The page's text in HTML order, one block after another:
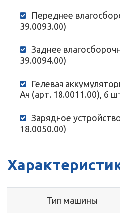
Переднее
39.0093.00)
Заднее
39.0094.00)
Гелевая
Ач (арт. 18.0011.00), 6
Зарядное
18.0050.00)
Тип машины